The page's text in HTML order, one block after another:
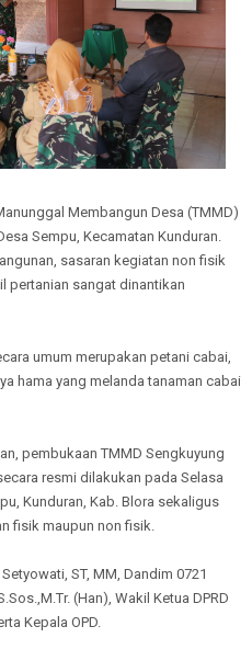
Membangun Desa (TMMD)
Sempu, Kecamatan Kunduran.
sasaran kegiatan non fisik
pertanian sangat dinantikan
umum merupakan petani cabai,
hama yang melanda tanaman cabai
pembukaan TMMD Sengkuyung
resmi dilakukan pada Selasa
Kunduran, Kab. Blora sekaligus
fisik maupun non fisik.
ST, MM, Dandim 0721
(Han), Wakil Ketua DPRD
Kepala OPD.